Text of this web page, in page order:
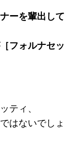
ーを輩出して
フォルナセッ
ティ、
はないでしょ